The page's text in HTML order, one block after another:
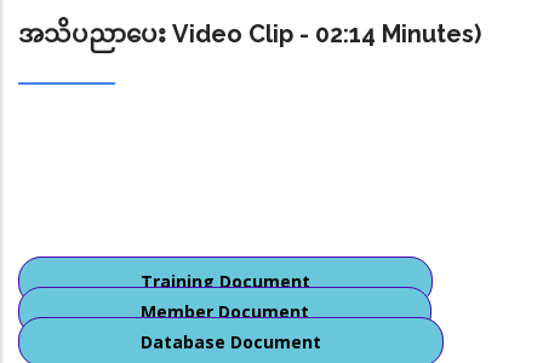
ယားဒီမိုကရက်တစ်ပြည်သူ့သမ္မတနိုင်ငံနှင့် အီရန်နိုင်ငံတို့ ပါဝင်
ခြင်း မရှိသည်ကို တွေ့ရှိရပါသည်။ ၎င်းအပြင် FATF ကဲ့သို့ခိုင်မာ
သည့် နိုင်ငံတကာလိုက်နာဆောင်ရွက်ရန် လိုအပ်သော စံနှုန်း
အားလုံးပါဝင်ခြင်း မရှိသည်ကိုလည်း တွေ့ရှိရကြောင်းနှင့်
FATF, APG တို့ကဲ့သို့ ငွေကြေး ခဝါချမှုတိုက်ဖျက်ရေးကို
ရှေ့တန်းမှ စံနှုန်းချမှတ်လေ့လာသုံးသပ်နေသည့် အဖွဲ့အစည်း
များ၏ အကဲဖြတ်ချက်များကို အခြေမခံဘဲ နိုင်ငံရေးနှင့်
အသိပညာပေး Video Clip - 02:14 Minutes)
Training Document
Member Document
Database Document